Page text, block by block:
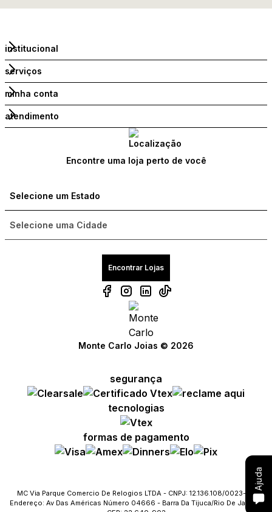
institucional
serviços
minha conta
atendimento
Encontre uma loja perto de você
Encontrar Lojas
Monte Carlo Joias © 2026
segurança
tecnologias
formas de pagamento
MC Via Parque Comercio De Relogios LTDA - CNPJ: 12.136.108/0023-09
Endereço: Av Das Américas Número 04666 - Barra Da Tijuca/Rio De Janeiro
Compre com um Embaixador
Solicite troca ou devolução
Conheça o Bônus MC
Fale com o SAC
Ajuda